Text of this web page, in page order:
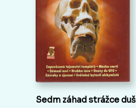
Sedm záhad strážce